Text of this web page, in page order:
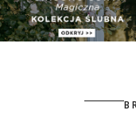
ZGŁOSZENIA